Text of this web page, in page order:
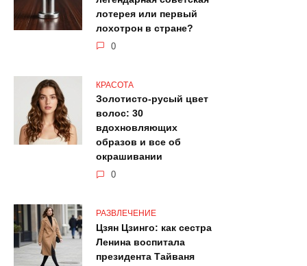
лотерея или первый
лохотрон в стране?
0
КРАСОТА
Золотисто-русый цвет
волос: 30
вдохновляющих
образов и все об
окрашивании
0
РАЗВЛЕЧЕНИЕ
Цзян Цзинго: как сестра
Ленина воспитала
президента Тайваня